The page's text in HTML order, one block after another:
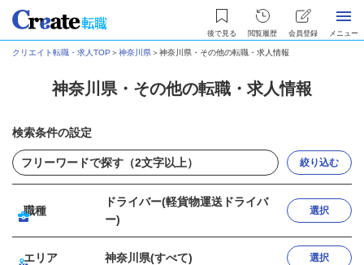
後で見る 閲覧履歴 会員登録 メニュー
クリエイト転職・求人TOP ＞神奈川県＞神奈川県・その他の転職・求人情報
神奈川県・その他の転職・求人情報
検索条件の設定
絞り込む
職種
ドライバー(軽貨物運送ドライバ
ー)
選択
エリア 神奈川県(すべて) 選択